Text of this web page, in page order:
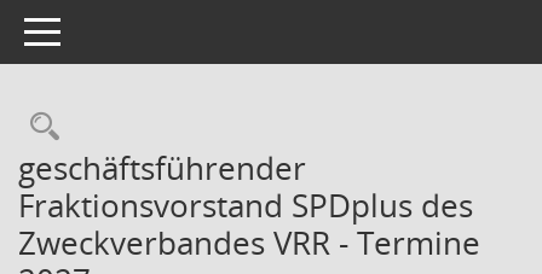
Toggle navigation
Rechercheauswahl
geschäftsführender
Fraktionsvorstand SPDplus des
Zweckverbandes VRR - Termine